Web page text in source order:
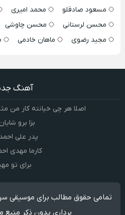
مسعود صادقلو
محمد امیری
محسن لرستانی
محسن چاوشی
مجید رضوی
ماهان خادمی
آهنگ
اصلا هر چی خیانته کار من
بزا برو
پدر علی
کارما مهدی
برای تو
تمامی حقوق مطالب برای موسیقی
برداری بدون ذکر